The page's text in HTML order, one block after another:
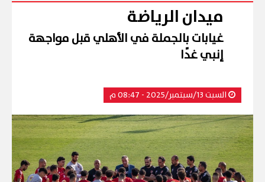
ميدان الرياضة
غيابات بالجملة في الأهلي قبل مواجهة
إنبي غدًا
السبت 13/سبتمبر/2025 - 08:47 م